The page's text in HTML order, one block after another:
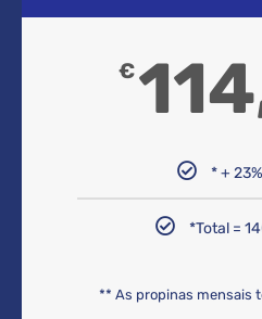
€
* +
*Total =
** As propinas mensais